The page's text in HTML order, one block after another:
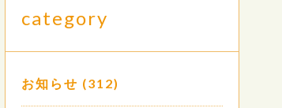
category
お知らせ (312)